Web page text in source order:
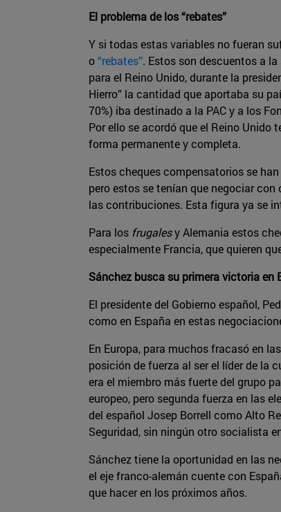
El problema de los “rebates”
Y si todas estas variables no fueran
o“rebates”. Estos son descuentos a
para el Reino Unido, durante la
Hierro” la cantidad que aportaba su
70%) iba destinado a la PAC y a los
Por ello se acordó que el Reino
forma permanente y completa.
Estos cheques compensatorios se
pero estos se tenían que negociar
las contribuciones. Esta figura ya se
Para los frugalesy Alemania estos
especialmente Francia, que quieren
Sánchez busca su primera victoria en
El presidente del Gobierno español,
como en España en estas
En Europa, para muchos fracasó en
posición de fuerza al ser el líder de la
era el miembro más fuerte del grupo
europeo, pero segunda fuerza en las
del español Josep Borrell como Alto
Seguridad, sin ningún otro socialista
Sánchez tiene la oportunidad en las
el eje franco-alemán cuente con
que hacer en los próximos años.